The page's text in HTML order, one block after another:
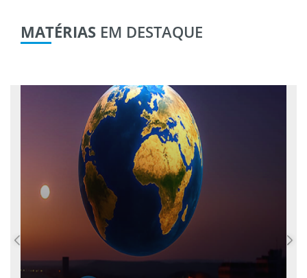
MATÉRIAS EM DESTAQUE